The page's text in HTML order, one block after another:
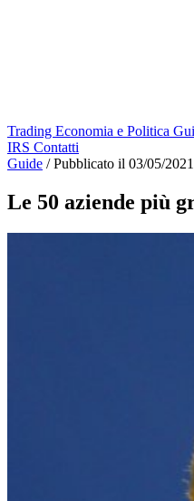
Trading Economia e Politica
IRS Contatti
Guide / Pubblicato il 03/05/
Le 50 aziende più